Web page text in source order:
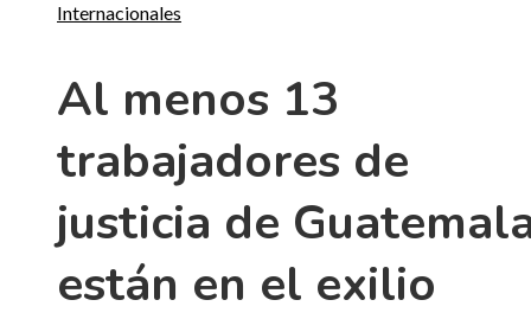
Internacionales
Al menos 13
trabajadores de
justicia de
están en el exilio